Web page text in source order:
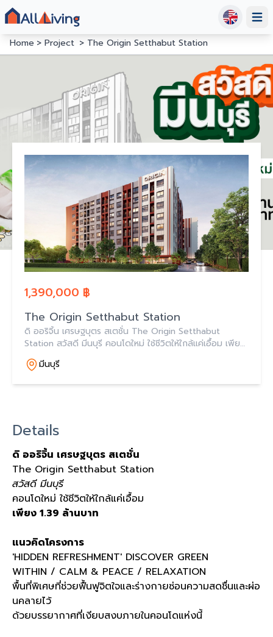
Home
Project The Origin Setthabut Station
1,390,000 ฿
The Origin Setthabut Station
ดิ ออริจิ้น เศรษฐบุตร สเตชั่น The Origin Setthabut
Station สวัสดี มีนบุรี คอนโดใหม่ ใช้ชีวิตให้ใกล้แค่เอื้อม เพียง
1.39 ล้านบาท
มีนบุรี
Details
ดิ ออริจิ้น เศรษฐบุตร สเตชั่น
The Origin Setthabut Station
สวัสดี มีนบุรี
คอนโดใหม่ ใช้ชีวิตให้ใกล้แค่เอื้อม
เพียง 1.39 ล้านบาท
แนวคิดโครงการ
'HIDDEN REFRESHMENT' DISCOVER GREEN
WITHIN / CALM & PEACE / RELAXATION
พื้นที่พิเศษที่ช่วยฟื้นฟูจิตใจและร่างกายซ่อนความสดชื่นและผ่อ
นคลายไว้
ด้วยบรรยากาศที่เงียบสงบภายในคอนโดแห่งนี้